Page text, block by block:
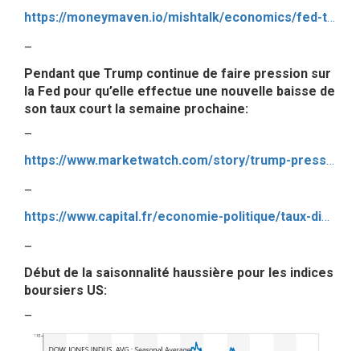
https://moneymaven.io/mishtalk/economics/fed-to-increase-emergency-repos-to-120-billion-but-hey-it-s-not-monetary-EmyKKe4qe0eWtFe1TxzxWw/
–
Pendant que Trump continue de faire pression sur
la Fed pour qu’elle effectue une nouvelle baisse de
son taux court la semaine prochaine:
–
https://www.marketwatch.com/story/trump-pressures-fed-and-thanks-house-republicans-after-impeachment-meeting-stormed-2019-10-24?mod=newsviewer_click_seemore
–
https://www.capital.fr/economie-politique/taux-dinteret-donald-trump-met-encore-la-pression-sur-la-fed-1353644
–
Début de la saisonnalité haussière pour les indices
boursiers US:
–